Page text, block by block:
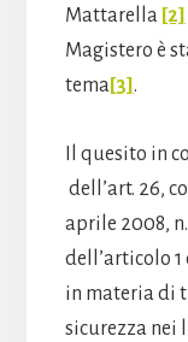
Mattarella [2]
Magistero è
tema[3] .
Il quesito in
dell’art. 26,
aprile 2008,
dell’articolo 1
in materia di
sicurezza nei